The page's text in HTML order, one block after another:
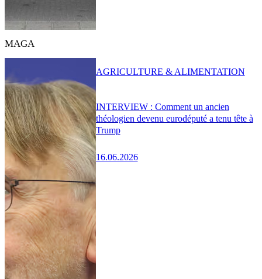
MAGA
INTERVIEW : Comment un ancien
théologien devenu eurodéputé a tenu tête à
Trump
16.06.2026
AGRICULTURE & ALIMENTATION